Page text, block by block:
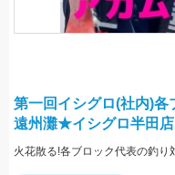
第一回イシグロ(社内)
遠州灘★イシグロ半田店
火花散る!各ブロック代表の釣り